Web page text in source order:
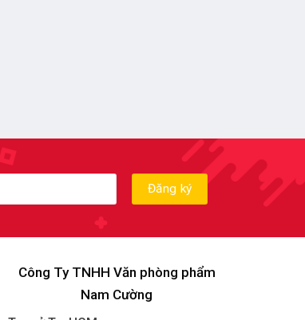
Công Ty TNHH Văn phòng phẩm
Nam Cường